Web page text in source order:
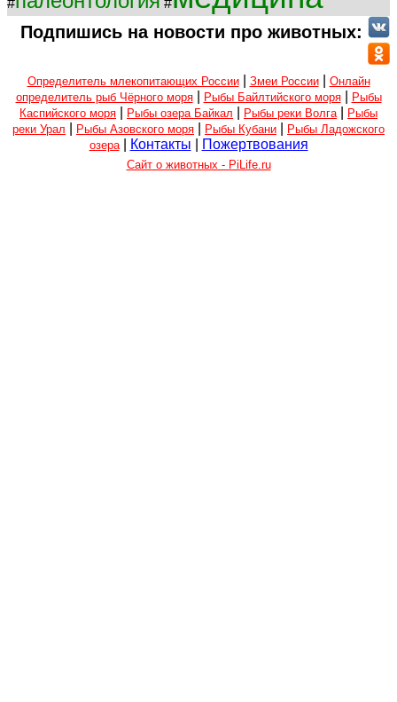
# #
Подпишись на новости про животных:
Определитель млекопитающих России| Змеи России| Онлайн
определитель рыб Чёрного моря| Рыбы Байлтийского моря|
Рыбы
Каспийского моря
Рыбы озера Байкал Рыбы реки Волга
Рыбы
реки Урал
Рыбы Азовского моря Рыбы Кубани
Рыбы Ладожского
озера| Контакты Пожертвования
Сайт о животных - PiLife.ru